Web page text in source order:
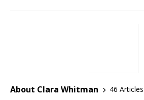
About Clara Whitman
46 Articles